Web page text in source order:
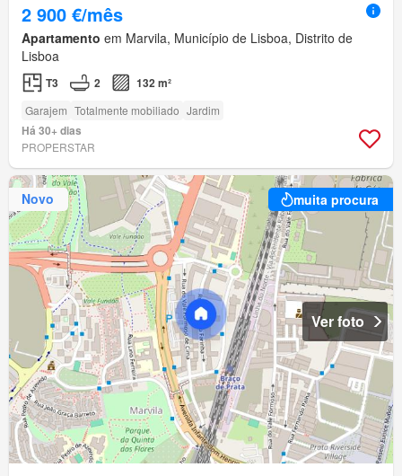
2 900 €/mês
Apartamento em Marvila, Município de Lisboa, Distrito de
Lisboa
T3 2 132 m²
Garajem Totalmente mobiliado Jardim
Há 30+ dias
PROPERSTAR
Novo muita procura
Ver foto